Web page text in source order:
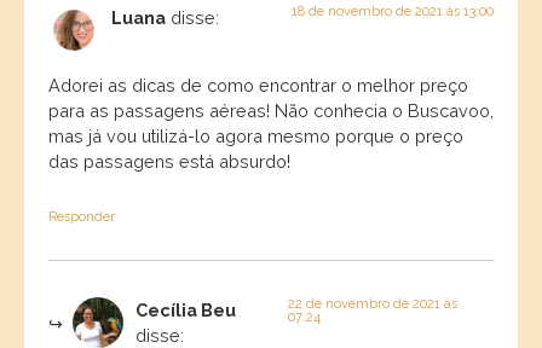
Luana disse: 18 de novembro de 2021 às 13:00
Adorei as dicas de como encontrar o melhor preço
para as passagens aéreas! Não conhecia o Buscavoo,
mas já vou utilizá-lo agora mesmo porque o preço
das passagens está absurdo!
Responder
Cecília Beu
disse:
22 de novembro de 2021 às
07:24